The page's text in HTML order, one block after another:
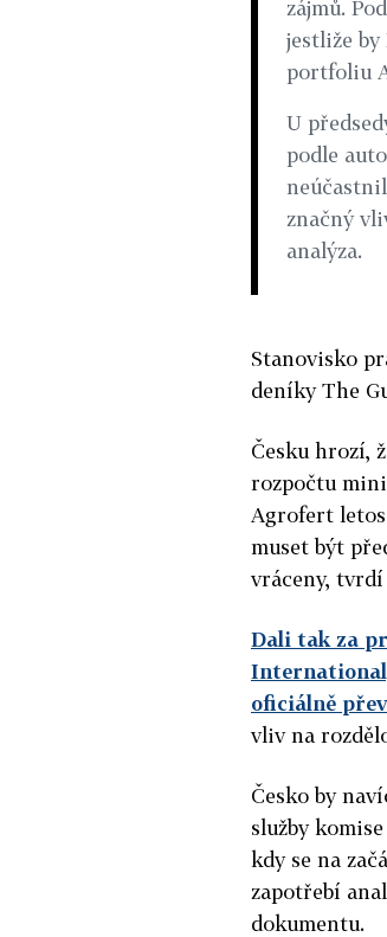
zájmů.
jestliže by
portfoliu
U
podle
značný
analýza.
Stanovisko
deníky The
Česku hrozí,
rozpočtu
Agrofert
muset být
vráceny,
Dali tak za
oficiálně
vliv na
Česko by
služby
kdy se na
zapotřebí
dokumentu.